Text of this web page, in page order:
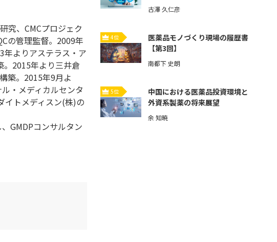
究、CMCプロジェク
の管理監督。2009年
年よりアステラス・ア
。2015年より三井倉
築。2015年9月よ
・メディカルセンタ
イトメディスン(株)の
GMDPコンサルタン
古澤 久仁彦
4位
医薬品モノづくり現場の履歴書
【第3回】
南都下 史朗
5位
中国における医薬品投資環境と
外資系製薬の将来展望
余 知暁